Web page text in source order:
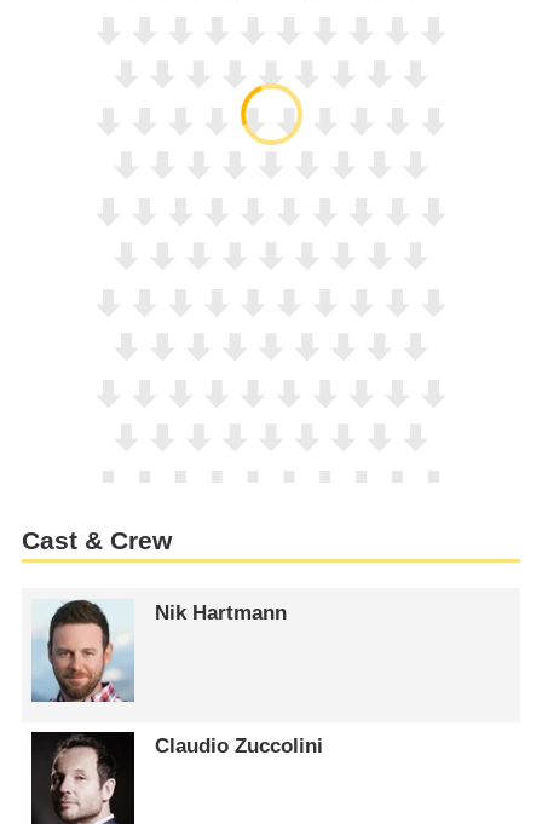
Cast & Crew
Nik Hartmann
Claudio Zuccolini